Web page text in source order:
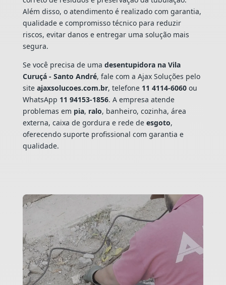
Além disso, o atendimento é realizado com garantia,
qualidade e compromisso técnico para reduzir
riscos, evitar danos e entregar uma solução mais
segura.
Se você precisa de uma desentupidora na Vila
Curuçá - Santo André, fale com a Ajax Soluções pelo
site ajaxsolucoes.com.br, telefone 11 4114-6060ou
WhatsApp 11 94153-1856. A empresa atende
problemas em pia, ralo, banheiro, cozinha, área
externa, caixa de gordura e rede de esgoto,
oferecendo suporte profissional com garantia e
qualidade.